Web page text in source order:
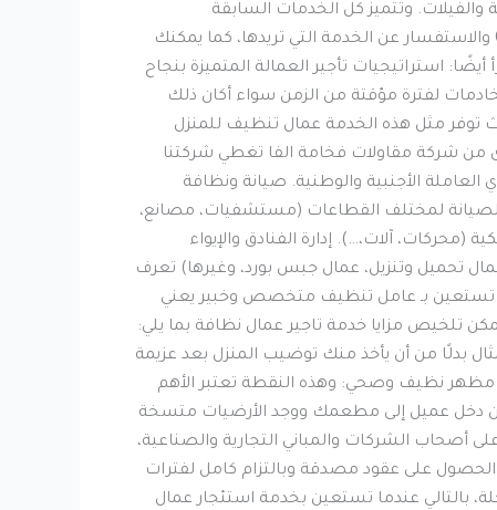
وتتميز كل الخدمات السابقة
بالموثوقية والجودة العالية، وبإجراءات قانونية سليمة 100%، كل ما عليك الآن هو التواصل معنا على الرقم 0564444357 والاستفسار عن الخدمة التي تريدها، كما يمكنك
استراتيجيات تأجير العمالة المتميزة بنجاح
لفترة مؤقتة من الزمن سواء أكان ذلك
توفر مثل هذه الخدمة عمال تنظيف للمنزل
من شركة مقاولات فخامة الفا تغطي شركتنا
العاملة الأجنبية والوطنية. صيانة ونظافة
لمختلف القطاعات (مستشفيات، مصانع،
آلات،…). إدارة الفنادق والإيواء
تحميل وتنزيل، عمال جبس بورد، وغيرها) تعرف
تستعين بـ عامل تنظيف متخصص وخبير يعني
تلخيص مزايا خدمة تاجير عمال نظافة بما يلي:
بدلًا من أن يأخذ منك توضيب المنزل بعد عزيمة
بنسبة 85% مع عمال التنظيف المتخصصين. مظهر نظيف وصحي: وهذه النقطة تعتبر الأهم
إن دخل عميل إلى مطعمك ووجد الأرضيات متسخة
أصحاب الشركات والمباني التجارية والصناعية،
على عقود مصدقة وبالتزام كامل لفترات
بالتالي عندما تستعين بخدمة استئجار عمال